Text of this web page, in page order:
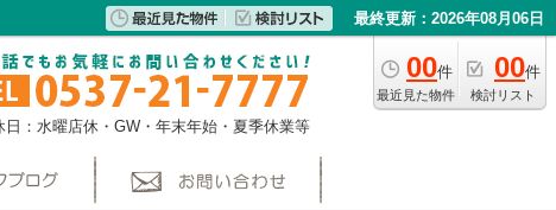
最終更新：2026年08月06日
00件
最近見た物件
00件
検討リスト
日：水曜店休・GW・年末年始・夏季休業等